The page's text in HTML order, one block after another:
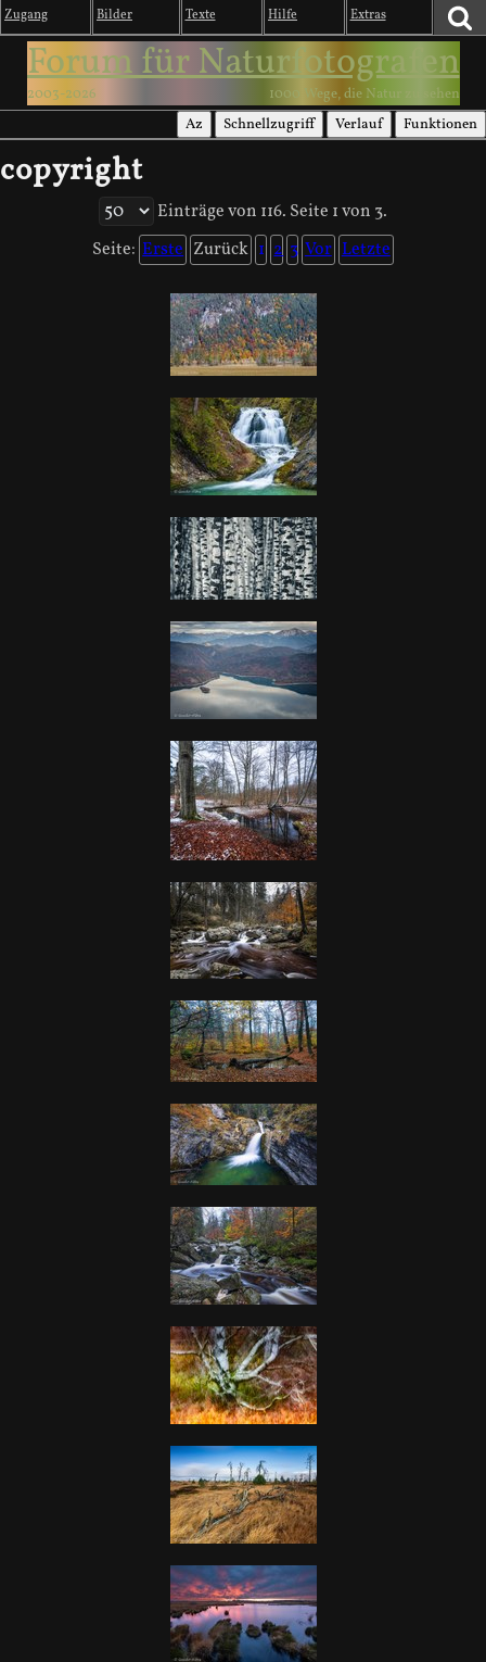
Zugang Bilder Texte Hilfe Extras
Forum für Naturfotografen
2003-2026 1000 Wege, die Natur zu sehen
Az Schnellzugriff Verlauf Funktionen
copyright
Einträge von 116. Seite 1 von 3.
Seite: Erste Zurück 1 2 3 Vor Letzte